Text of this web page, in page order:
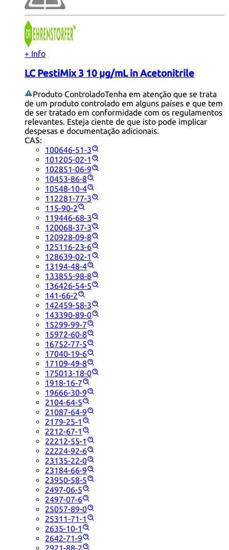
+ Info
LC PestiMix 3 10 µg/mL in Acetonitrile
Produto ControladoTenha em atenção que se trata
de um produto controlado em alguns países e que tem
de ser tratado em conformidade com os regulamentos
relevantes. Esteja ciente de que isto pode implicar
despesas e documentação adicionais.
CAS:
100646-51-3
101205-02-1
102851-06-9
10453-86-8
10548-10-4
112281-77-3
115-90-2
119446-68-3
120068-37-3
120928-09-8
125116-23-6
128639-02-1
13194-48-4
133855-98-8
136426-54-5
141-66-2
142459-58-3
143390-89-0
15299-99-7
15972-60-8
16752-77-5
17040-19-6
17109-49-8
175013-18-0
1918-16-7
19666-30-9
2104-64-5
21087-64-9
2179-25-1
2212-67-1
22212-55-1
22224-92-6
23135-22-0
23184-66-9
23950-58-5
2497-06-5
2497-07-6
25057-89-0
25311-71-1
2635-10-1
2642-71-9
2921-88-2